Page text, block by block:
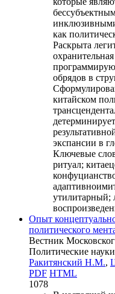
инклюзивными
как
Раскрыта
обрядов в
китайском
экспансии в
Ключевые
ритуал;
утилитарный;
Опыт
политического
Вестник
Политические
Ракитянский Н.М.,
PDF HTML
1078